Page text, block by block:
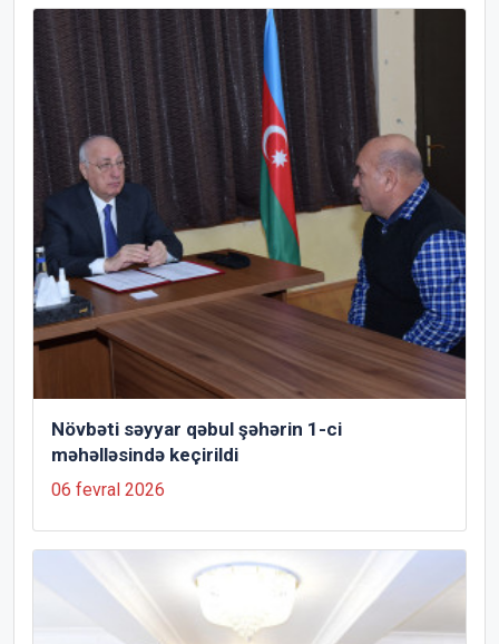
Növbəti səyyar qəbul şəhərin 1-ci
məhəlləsində keçirildi
06 fevral 2026